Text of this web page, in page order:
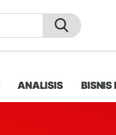
ANALISIS BISNIS